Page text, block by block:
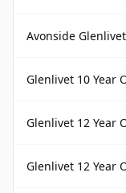
Avonside Glenlivet 1938
Glenlivet 10 Year
Glenlivet 12 Year
Glenlivet 12 Year